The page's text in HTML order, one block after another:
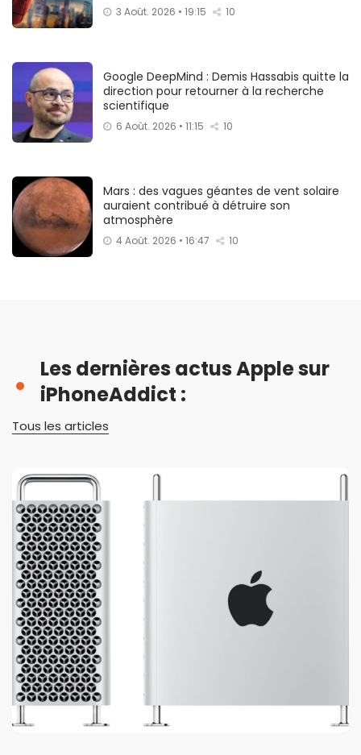
3 Août. 2026 • 19:15 10
Google DeepMind : Demis Hassabis quitte la
direction pour retourner à la recherche
scientifique
6 Août. 2026 • 11:15 10
Mars : des vagues géantes de vent solaire
auraient contribué à détruire son
atmosphère
4 Août. 2026 • 16:47 10
Les dernières actus Apple sur
iPhoneAddict :
Tous les articles